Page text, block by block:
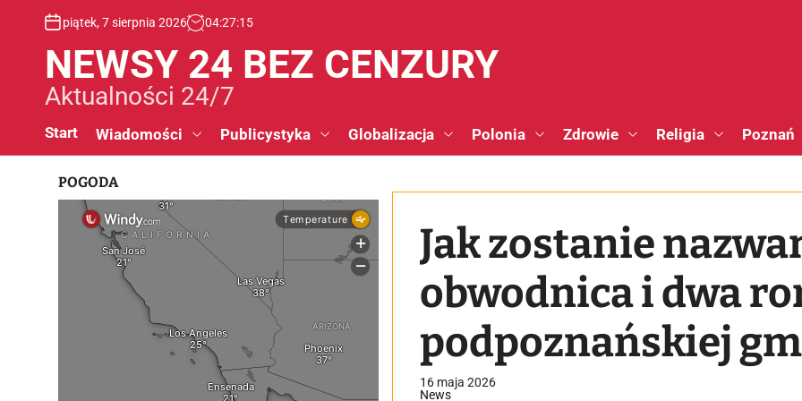
piątek, 7 sierpnia 2026 04:27:16
NEWSY 24 BEZ CENZURY
Aktualności 24/7
Start Wiadomości Publicystyka Globalizacja Polonia Zdrowie Religia Poznań
Jak zostanie
obwodnica i dwa
podpoznańskiej
16 maja 2026
News
POGODA